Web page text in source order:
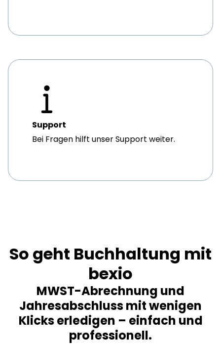
Support
Bei Fragen hilft unser Support weiter.
So geht Buchhaltung mit
bexio
MWST-Abrechnung und
Jahresabschluss mit wenigen
Klicks erledigen – einfach und
professionell.